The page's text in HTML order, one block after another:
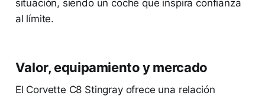
situación, siendo un coche que inspira confianza
al límite.
Valor, equipamiento y mercado
El Corvette C8 Stingray ofrece una relación